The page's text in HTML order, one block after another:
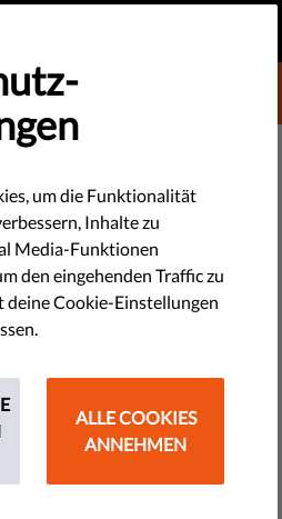
LIBERTIES
Früherziehung
in Italien
das Projekt REYN (Romani Early
Professionelle und
mit Roma-Kindern arbeiten.
um die Funktionalität
Inhalte zu
Media-Funktionen
den eingehenden Traffic zu
deine Cookie-Einstellungen
ALLE COOKIES
ANNEHMEN